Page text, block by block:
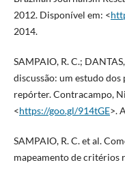
2012. Disponível em: <
2014.
SAMPAIO, R. C.;
discussão: um estudo
repórter. Contracampo,
<https://goo.gl/914tGE>.
SAMPAIO, R. C. et al.
mapeamento de critérios